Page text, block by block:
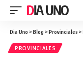
DIA UNO
Dia Uno >Blog >Provinciales >
PROVINCIALES